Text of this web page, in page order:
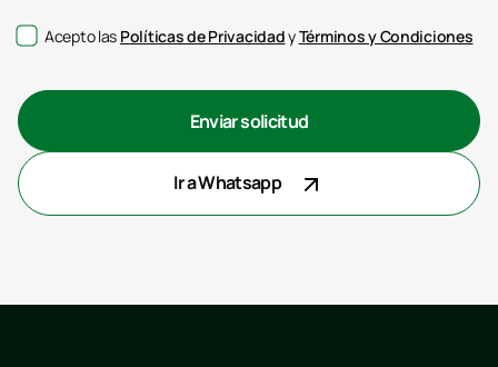
Acepto las Políticas de PrivacidadyTérminos y Condiciones
Ir a Whatsapp
Enviar solicitud